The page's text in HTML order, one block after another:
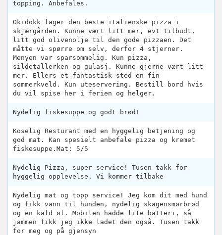
topping. Anbefales.
Okidokk lager den beste italienske pizza i
skjærgården. Kunne vært litt mer, evt tilbudt,
litt god olivenolje til den gode pizzaen. Det
måtte vi spørre om selv, derfor 4 stjerner.
Menyen var sparsommelig. Kun pizza,
sildetallerken og gulasj. Kunne gjerne vært litt
mer. Ellers et fantastisk sted en fin
sommerkveld. Kun uteservering. Bestill bord hvis
du vil spise her i ferien og helger.
Nydelig fiskesuppe og godt brød!
Koselig Resturant med en hyggelig betjening og
god mat. Kan spesielt anbefale pizza og kremet
fiskesuppe.Mat: 5/5
Nydelig Pizza, super service! Tusen takk for
hyggelig opplevelse. Vi kommer tilbake
Nydelig mat og topp service! Jeg kom dit med hund
og fikk vann til hunden, nydelig skagensmørbrød
og en kald øl. Mobilen hadde lite batteri, så
jammen fikk jeg ikke ladet den også. Tusen takk
for meg og på gjensyn